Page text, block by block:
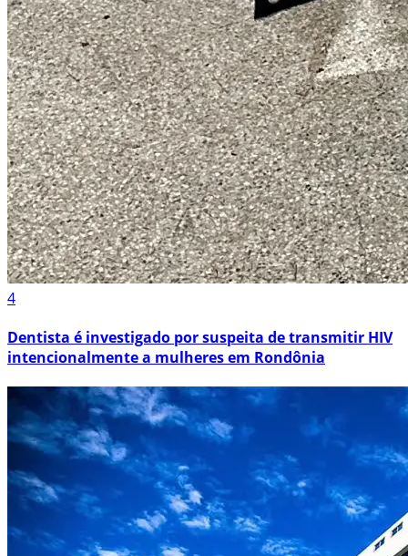
4
Dentista é investigado por suspeita de transmitir HIV
intencionalmente a mulheres em Rondônia